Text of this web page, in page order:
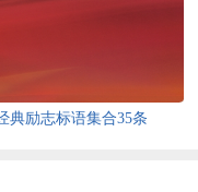
典励志标语集合35条